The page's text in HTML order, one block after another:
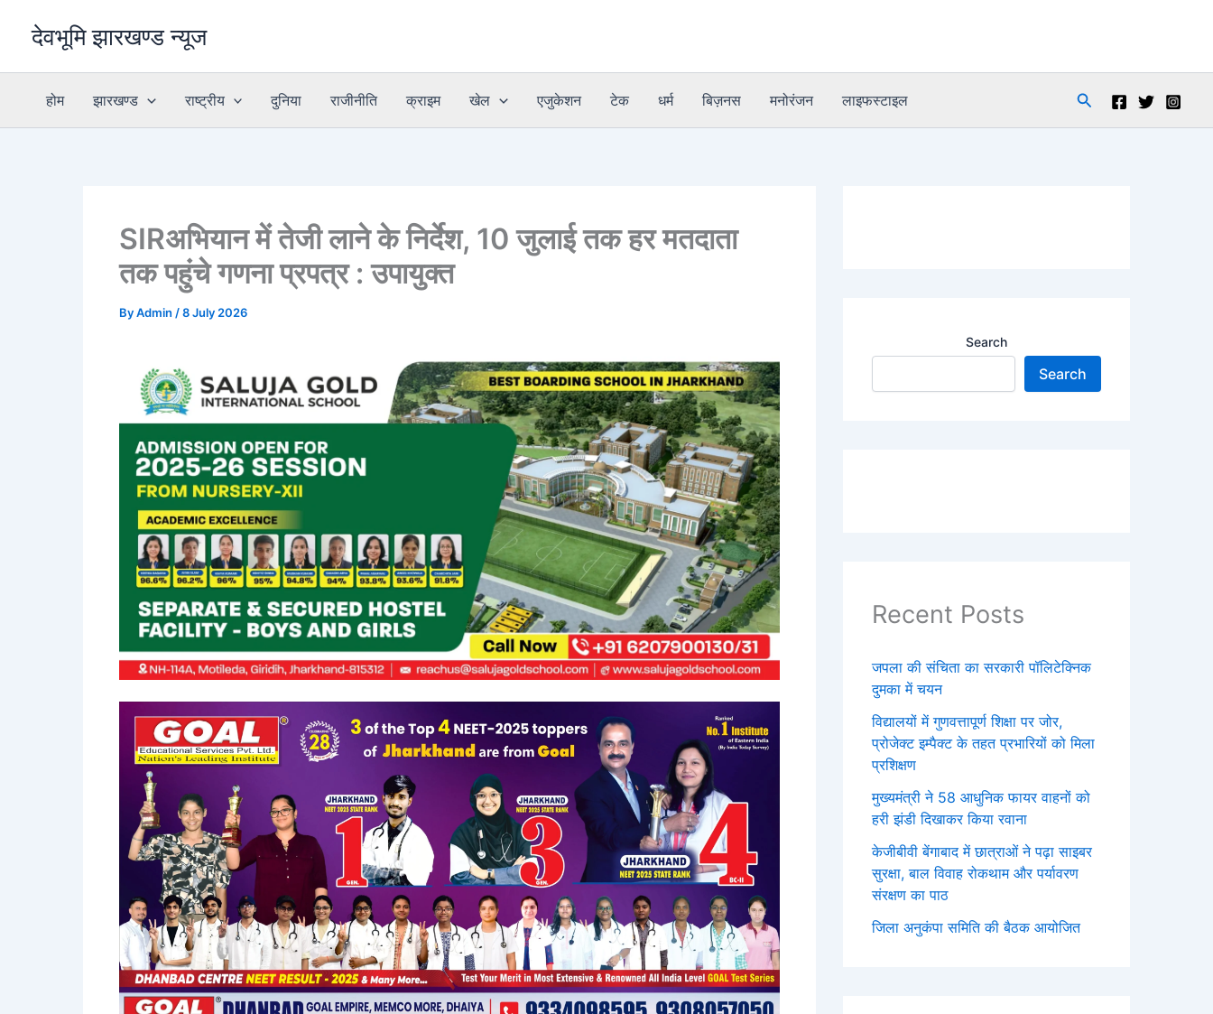
देवभूमि झारखण्ड न्यूज
होम झारखण्ड राष्ट्रीय दुनिया राजीनीति क्राइम खेल एजुकेशन टेक धर्म बिज़नस मनोरंजन लाइफस्टाइल Search
SIRअभियान में तेजी लाने के निर्देश, 10 जुलाई तक हर मतदाता
तक पहुंचे गणना प्रपत्र : उपायुक्त
ByAdmin /8 July 2026
Search
Search
Recent Posts
जपला की संचिता का सरकारी पॉलिटेक्निक
दुमका में चयन
विद्यालयों में गुणवत्तापूर्ण शिक्षा पर जोर,
प्रोजेक्ट इम्पैक्ट के तहत प्रभारियों को मिला
प्रशिक्षण
मुख्यमंत्री ने 58 आधुनिक फायर वाहनों को
हरी झंडी दिखाकर किया रवाना
केजीबीवी बेंगाबाद में छात्राओं ने पढ़ा साइबर
सुरक्षा, बाल विवाह रोकथाम और पर्यावरण
संरक्षण का पाठ
जिला अनुकंपा समिति की बैठक आयोजित